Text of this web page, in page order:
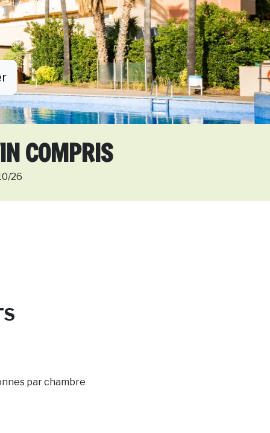
COMPRIS
26
par chambre